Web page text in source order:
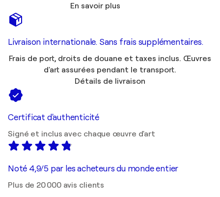
En savoir plus
Livraison internationale. Sans frais supplémentaires.
Frais de port, droits de douane et taxes inclus. Œuvres
d'art assurées pendant le transport.
Détails de livraison
Certificat d'authenticité
Signé et inclus avec chaque œuvre d'art
Noté 4,9/5 par les acheteurs du monde entier
Plus de 20 000 avis clients